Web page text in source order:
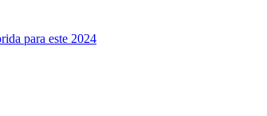
para este 2024